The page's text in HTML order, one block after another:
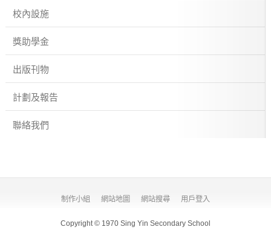
校內設施
獎助學金
出版刊物
計劃及報告
聯絡我們
制作小組 網站地圖 網站搜尋 用戶登入
Copyright © 1970 Sing Yin Secondary School